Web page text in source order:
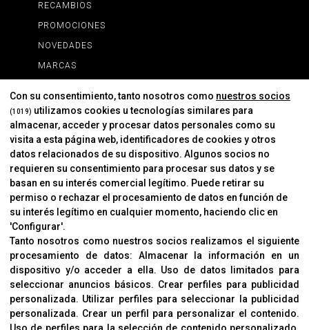
RECAMBIOS
PROMOCIONES
NOVEDADES
MARCAS
INFORMACIÓN
Contacto
Cambios Y Devoluciones
CORVER
Aviso Legal
Sobre Nosotros
Cookies
Política De Privacidad
Con su consentimiento, tanto nosotros como nuestros socios
(1019) utilizamos cookies u tecnologías similares para
almacenar, acceder y procesar datos personales como su
visita a esta página web, identificadores de cookies y otros
datos relacionados de su dispositivo. Algunos socios no
requieren su consentimiento para procesar sus datos y se
basan en su interés comercial legítimo. Puede retirar su
permiso o rechazar el procesamiento de datos en función de
su interés legítimo en cualquier momento, haciendo clic en
'Configurar'.
Tanto nosotros como nuestros socios realizamos el siguiente
procesamiento de datos: Almacenar la información en un
dispositivo y/o acceder a ella. Uso de datos limitados para
seleccionar anuncios básicos. Crear perfiles para publicidad
personalizada. Utilizar perfiles para seleccionar la publicidad
personalizada. Crear un perfil para personalizar el contenido.